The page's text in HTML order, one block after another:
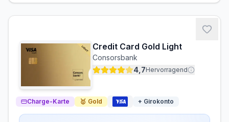
Zinsen & Kredit
Voraussetzungen
MINDESTALTER
ab 18 Jahren
MINDESTEINKOMMEN
SCHUFA-ABFRAGE
Erforderlich
GIROKONTO
Credit Card Gold Light
Consorsbank
4,7Hervorragend
Charge-Karte 🥇 Gold + Girokonto